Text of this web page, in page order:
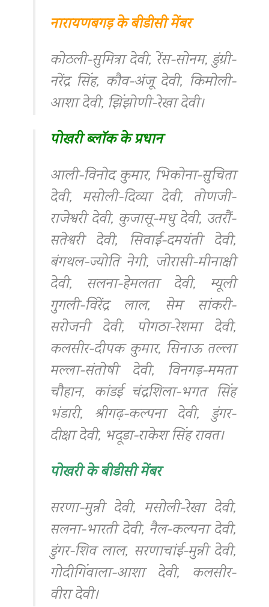
नारायणबगड़ के बीडीसी मेंबर
कोठली-सुमित्रा देवी, रेंस-सोनम, डुंग्री-
नरेंद्र सिंह, कौव-अंजू देवी, किमोली-
आशा देवी, झिंझोणी-रेखा देवी।
पोखरी ब्लॉक के प्रधान
आली-विनोद कुमार, भिकोना-सुचिता
देवी, मसोली-दिव्या देवी, तोणजी-
राजेश्वरी देवी, कुजासू-मधु देवी, उतरौं-
सतेश्वरी देवी, सिवाई-दमयंती देवी,
बंगथल-ज्योति नेगी, जोरासी-मीनाक्षी
देवी, सलना-हेमलता देवी, म्यूली
गुगली-विरेंद्र लाल, सेम सांकरी-
सरोजनी देवी, पोगठा-रेशमा देवी,
कलसीर-दीपक कुमार, सिनाऊ तल्ला
मल्ला-संतोषी देवी, विनगड़-ममता
चौहान, कांडई चंद्रशिला-भगत सिंह
भंडारी, श्रीगढ़-कल्पना देवी, डुंगर-
दीक्षा देवी, भदूडा-राकेश सिंह रावत।
पोखरी के बीडीसी मेंबर
सरणा-मुन्नी देवी, मसोली-रेखा देवी,
सलना-भारती देवी, नैल-कल्पना देवी,
डुंगर-शिव लाल, सरणाचांई-मुन्नी देवी,
गोदीगिंवाला-आशा देवी, कलसीर-
वीरा देवी।